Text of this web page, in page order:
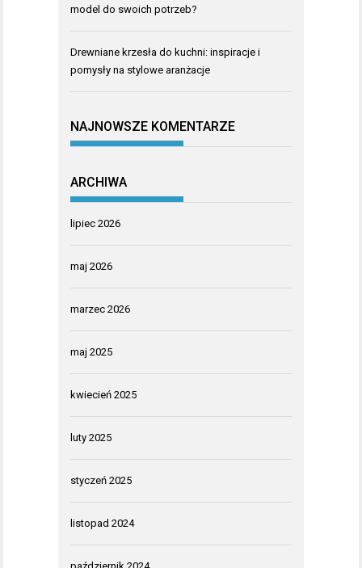
model do swoich potrzeb?
Drewniane krzesła do kuchni: inspiracje i
pomysły na stylowe aranżacje
NAJNOWSZE KOMENTARZE
ARCHIWA
lipiec 2026
maj 2026
marzec 2026
maj 2025
kwiecień 2025
luty 2025
styczeń 2025
listopad 2024